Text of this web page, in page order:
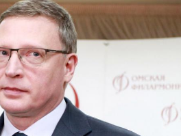
в губернаторы
Леонидовича